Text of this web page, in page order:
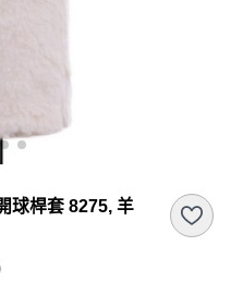
球桿套 8275, 羊